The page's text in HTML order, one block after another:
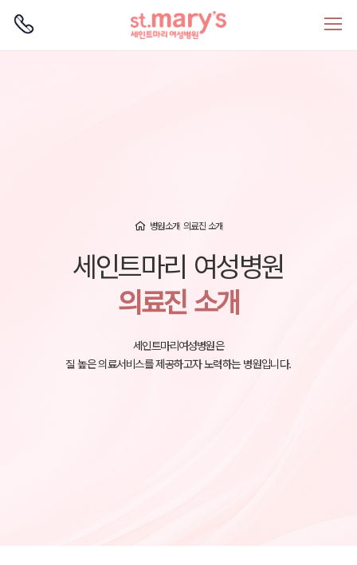
병원소개 의료진 소개
세인트마리 여성병원
의료진 소개
세인트마리여성병원은
질 높은 의료서비스를 제공하고자 노력하는 병원입니다.